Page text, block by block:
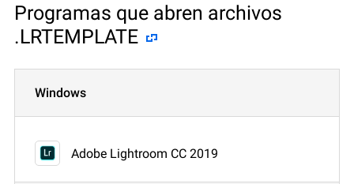
Programas que abren archivos
.LRTEMPLATE
Windows
Adobe Lightroom CC 2019